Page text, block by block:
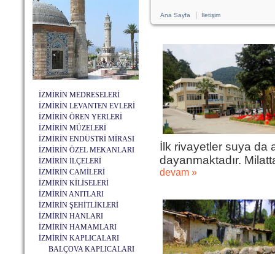
İZMİRİN MEDRESELERİ
İZMİRİN LEVANTEN EVLERİ
İZMİRİN ÖREN YERLERİ
İZMİRİN MÜZELERİ
İZMİRİN ENDÜSTRİ MİRASI
İZMİRİN ÖZEL MEKANLARI
İZMİRİN İLÇELERİ
İZMİRİN CAMİLERİ
İZMİRİN KİLİSELERİ
İZMİRİN ANITLARI
İZMİRİN ŞEHİTLİKLERİ
İZMİRİN HANLARI
İZMİRİN HAMAMLARI
İZMİRİN KAPLICALARI
BALÇOVA KAPLICALARI
Ana Sayfa| İletişim
İlk rivayetler suya da
dayanmaktadır.
devam »